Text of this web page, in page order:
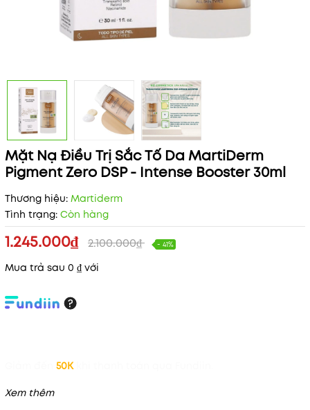
Mặt Nạ Điều Trị Sắc Tố Da MartiDerm
Pigment Zero DSP - Intense Booster 30ml
Thương hiệu: Martiderm
Tình trạng: Còn hàng
1.245.000₫ 2.100.000₫ - 41%
Mua trả sau 0 ₫ với
50K
Xem thêm